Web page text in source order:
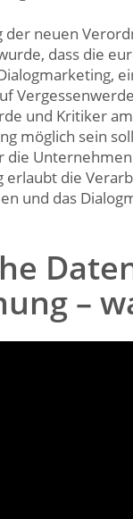
neuen
dass die
und Kritiker
möglich sein
die
und das
–